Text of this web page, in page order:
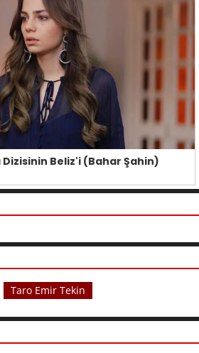
Dizisinin Beliz'i (Bahar Şahin)
Taro Emir Tekin